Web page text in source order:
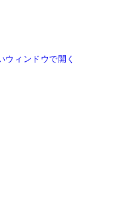
ウィンドウで開く